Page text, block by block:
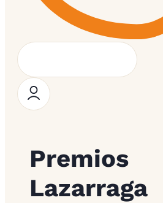
Premios
Lazarraga